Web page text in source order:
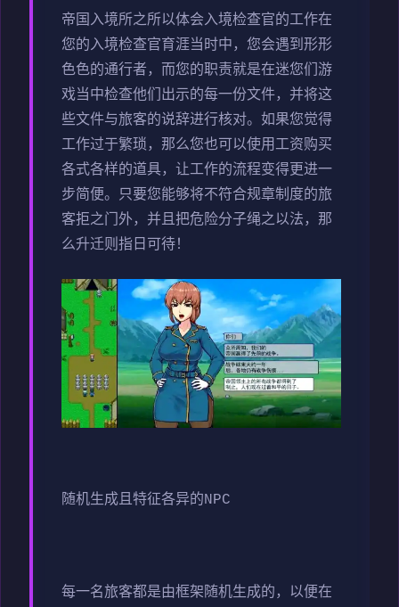
帝国入境所之所以体会入境检查官的工作在
您的入境检查官育涯当时中，您会遇到形形
色色的通行者，而您的职责就是在迷您们游
戏当中检查他们出示的每一份文件，并将这
些文件与旅客的说辞进行核对。如果您觉得
工作过于繁琐，那么您也可以使用工资购买
各式各样的道具，让工作的流程变得更进一
步简便。只要您能够将不符合规章制度的旅
客拒之门外，并且把危险分子绳之以法，那
么升迁则指日可待！
随机生成且特征各异的NPC
每一名旅客都是由框架随机生成的，以便在